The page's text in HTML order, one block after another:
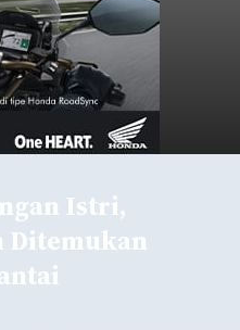
Istri,
Ditemukan